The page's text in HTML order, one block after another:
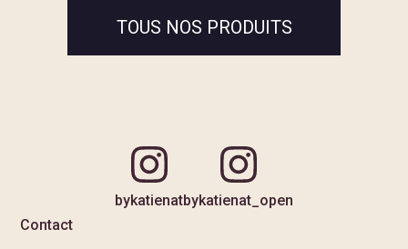
TOUS NOS PRODUITS
bykatienatbykatienat_open
Contact